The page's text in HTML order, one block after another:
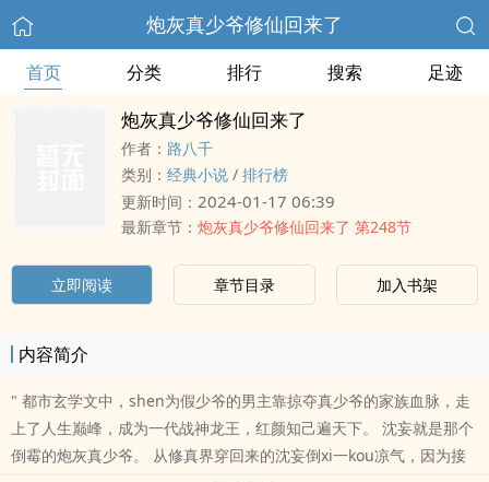
炮灰真少爷修仙回来了
首页 分类 排行 搜索 足迹
炮灰真少爷修仙回来了
作者： 路八千
类别： 经典小说 / 排行榜
更新时间： 2024-01-17 06:39
最新章节： 炮灰真少爷修仙回来了 第248节
立即阅读 章节目录 加入书架
内容简介
" 都市玄学文中，shen为假少爷的男主靠掠夺真少爷的家族血脉，走
上了人生巅峰，成为一代战神龙王，红颜知己遍天下。 沈妄就是那个
倒霉的炮灰真少爷。 从修真界穿回来的沈妄倒xi一kou凉气，因为接